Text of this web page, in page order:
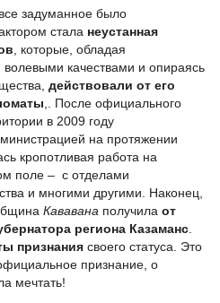
задуманное было
стала неустанная
, которые, обладая
качествами и опираясь
действовали от его
,. После официального
в 2009 году
на протяжении
кропотливая работа на
поле – с отделами
и многими другими. Наконец,
Кававана получила от
региона Казаманс.
признания своего статуса. Это
признание, о
мечтать!